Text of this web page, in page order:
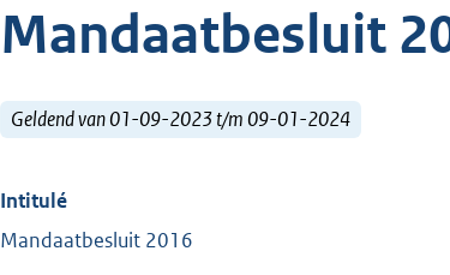
Mandaatbesluit
Geldend van 01-09-2023 t/m 09-01-2024
Intitulé
Mandaatbesluit 2016